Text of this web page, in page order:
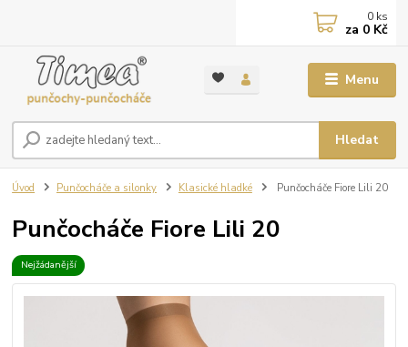
Menu
Hledat
0 ks
za 0 Kč
Úvod Punčocháče a silonky Klasické hladké Punčocháče Fiore Lili 20
Punčocháče Fiore Lili 20
Nejžádanější